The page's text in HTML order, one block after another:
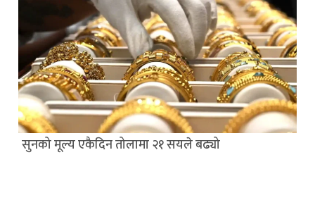
सुनको मूल्य एकैदिन तोलामा २१ सयले बढ्यो